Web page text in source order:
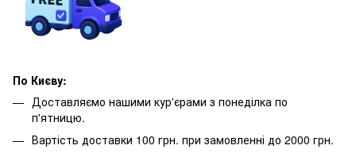
По Києву:
Доставляємо нашими кур'єрами з понеділка по
п'ятницю.
Вартість доставки 100 грн. при замовленні до 2000 грн.